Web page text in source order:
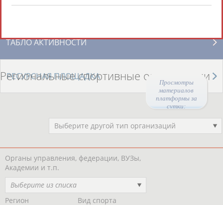
Просмотры
материалов
платформы за
сутки:
СВОДНЫЕ ИНДЕКСЫ
ТАБЛО АКТИВНОСТИ
РЕСУРСНАЯ ПЛОЩАДКА
Региональные спортивные организации
Выберите другой тип организаций
Органы управления, федерации, ВУЗы,
Академии и т.п.
Выберите из списка
Регион
Вид спорта